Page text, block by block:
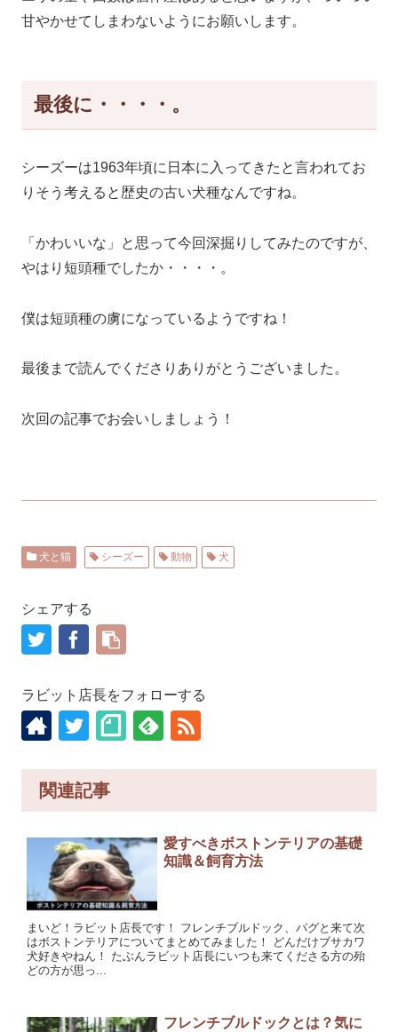
甘やかせてしまわないようにお願いします。
最後に・・・・。
シーズーは1963年頃に日本に入ってきたと言われてお
りそう考えると歴史の古い犬種なんですね。
「かわいいな」と思って今回深掘りしてみたのですが、
やはり短頭種でしたか・・・・。
僕は短頭種の虜になっているようですね！
最後まで読んでくださりありがとうございました。
次回の記事でお会いしましょう！
犬と猫 シーズー 動物 犬
シェアする
ラビット店長をフォローする
関連記事
愛すべきボストンテリアの基礎
知識＆飼育方法
まいど！ラビット店長です！ フレンチブルドック、パグと来て次
はボストンテリアについてまとめてみました！ どんだけブサカワ
犬好きやねん！ たぶんラビット店長にいつも来てくださる方の殆
どの方が思っ...
フレンチブルドックとは？気に